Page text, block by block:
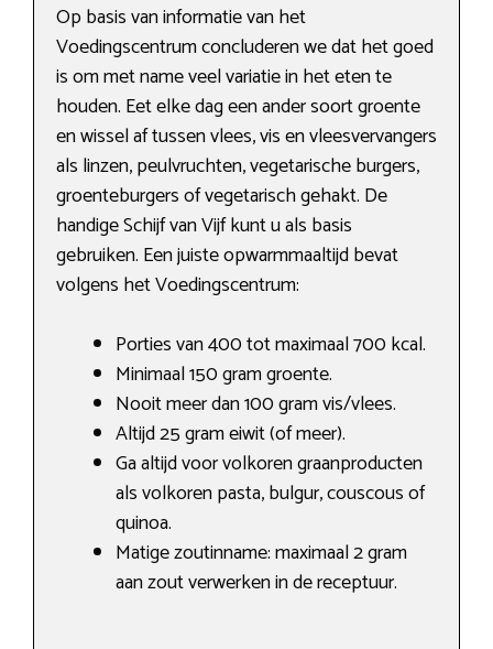
Op basis van informatie van het
Voedingscentrum concluderen we dat het goed
is om met name veel variatie in het eten te
houden. Eet elke dag een ander soort groente
en wissel af tussen vlees, vis en vleesvervangers
als linzen, peulvruchten, vegetarische burgers,
groenteburgers of vegetarisch gehakt. De
handige Schijf van Vijf kunt u als basis
gebruiken. Een juiste opwarmmaaltijd bevat
volgens het Voedingscentrum:
Porties van 400 tot maximaal 700 kcal.
Minimaal 150 gram groente.
Nooit meer dan 100 gram vis/vlees.
Altijd 25 gram eiwit (of meer).
Ga altijd voor volkoren graanproducten
als volkoren pasta, bulgur, couscous of
quinoa.
Matige zoutinname: maximaal 2 gram
aan zout verwerken in de receptuur.